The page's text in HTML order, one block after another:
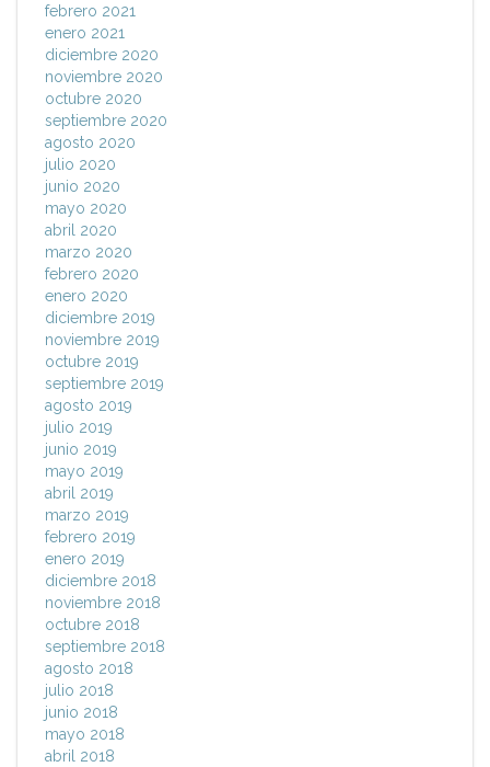
febrero 2021
enero 2021
diciembre 2020
noviembre 2020
octubre 2020
septiembre 2020
agosto 2020
julio 2020
junio 2020
mayo 2020
abril 2020
marzo 2020
febrero 2020
enero 2020
diciembre 2019
noviembre 2019
octubre 2019
septiembre 2019
agosto 2019
julio 2019
junio 2019
mayo 2019
abril 2019
marzo 2019
febrero 2019
enero 2019
diciembre 2018
noviembre 2018
octubre 2018
septiembre 2018
agosto 2018
julio 2018
junio 2018
mayo 2018
abril 2018